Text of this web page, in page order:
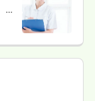
一般＋療養
徒